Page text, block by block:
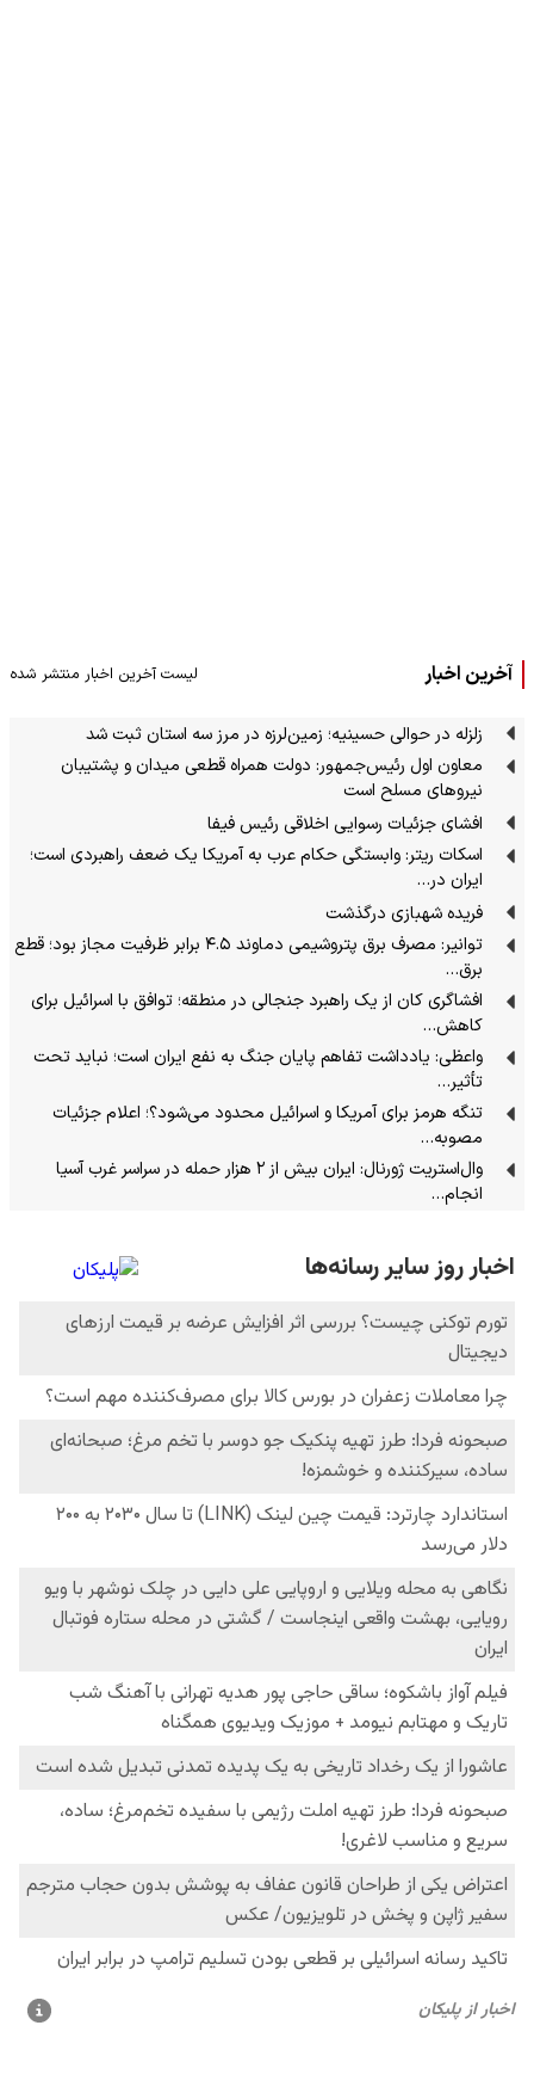
آخرین اخبار لیست آخرین اخبار منتشر شده
زلزله در حوالی حسینیه؛ زمین‌لرزه در مرز سه استان ثبت شد
معاون اول رئیس‌جمهور: دولت همراه قطعی میدان و پشتیبان
نیروهای مسلح است
افشای جزئیات رسوایی اخلاقی رئیس فیفا
اسکات ریتر: وابستگی حکام عرب به آمریکا یک ضعف راهبردی است؛
ایران در…
فریده شهبازی درگذشت
توانیر: مصرف برق پتروشیمی دماوند ۴.۵ برابر ظرفیت مجاز بود؛ قطع
برق…
افشاگری کان از یک راهبرد جنجالی در منطقه؛ توافق با اسرائیل برای
کاهش…
واعظی: یادداشت تفاهم پایان جنگ به نفع ایران است؛ نباید تحت
تأثیر…
تنگه هرمز برای آمریکا و اسرائیل محدود می‌شود؟؛ اعلام جزئیات
مصوبه…
وال‌استریت ژورنال: ایران بیش از ۲ هزار حمله در سراسر غرب آسیا
انجام…